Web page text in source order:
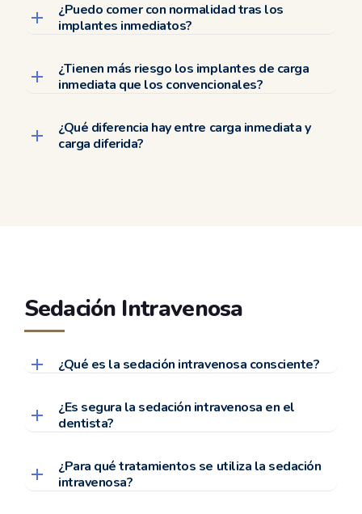
¿Puedo comer con normalidad tras los
implantes inmediatos?
¿Tienen más riesgo los implantes de carga
inmediata que los convencionales?
¿Qué diferencia hay entre carga inmediata y
carga diferida?
Sedación Intravenosa
¿Qué es la sedación intravenosa consciente?
¿Es segura la sedación intravenosa en el
dentista?
¿Para qué tratamientos se utiliza la sedación
intravenosa?